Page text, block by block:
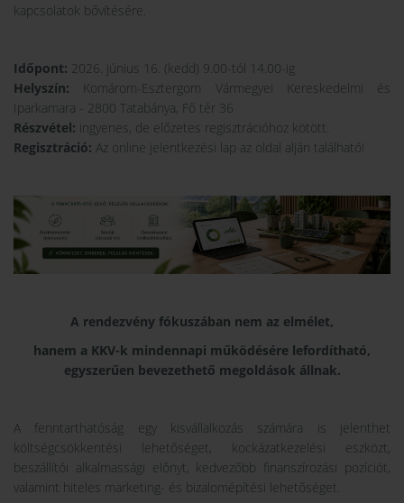
kapcsolatok bővítésére.
Időpont: 2026. június 16. (kedd) 9.00-tól 14.00-ig
Helyszín: Komárom-Esztergom Vármegyei Kereskedelmi és
Iparkamara - 2800 Tatabánya, Fő tér 36
Részvétel: ingyenes, de előzetes regisztrációhoz kötött.
Regisztráció: Az online jelentkezési lap az oldal alján található!
A rendezvény fókuszában nem az elmélet,
hanem a KKV-k mindennapi működésére lefordítható,
egyszerűen bevezethető megoldások állnak.
A fenntarthatóság egy kisvállalkozás számára is jelenthet
költségcsökkentési lehetőséget, kockázatkezelési eszközt,
beszállítói alkalmassági előnyt, kedvezőbb finanszírozási pozíciót,
valamint hiteles marketing- és bizalomépítési lehetőséget.